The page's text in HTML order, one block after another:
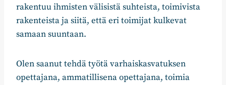
rakentuu ihmisten välisistä suhteista, toimivista
rakenteista ja siitä, että eri toimijat kulkevat
samaan suuntaan.
Olen saanut tehdä työtä varhaiskasvatuksen
opettajana, ammatillisena opettajana, toimia